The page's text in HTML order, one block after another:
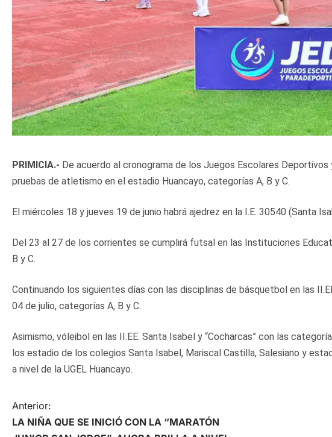
PRIMICIA.- De acuerdo al cronograma de los Juegos Escolares
pruebas de atletismo en el estadio Huancayo, categorías A, B y C.
El miércoles 18 y jueves 19 de junio habrá ajedrez en la I.E. 30540 (Santa
Del 23 al 27 de los corrientes se cumplirá futsal en las Instituciones
B y C.
Continuando los siguientes días con las disciplinas de básquetbol en las
04 de julio, categorías A, B y C.
Asimismo, vóleibol en las II.EE. Santa Isabel y “Cocharcas” con las
los estadio de los colegios Santa Isabel, Mariscal Castilla, Salesiano y
a nivel de la UGEL Huancayo.
N
Anterior:
LA NIÑA QUE SE INICIÓ CON LA “MARATÓN